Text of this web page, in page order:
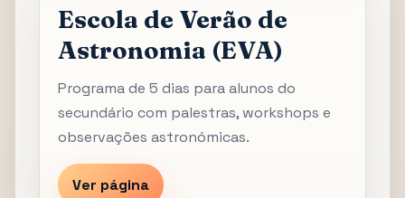
Escola de Verão de
Astronomia (EVA)
Programa de 5 dias para alunos do
secundário com palestras, workshops e
observações astronómicas.
Ver página